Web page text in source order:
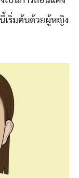
เริ่มต้นด้วยผู้หญิง